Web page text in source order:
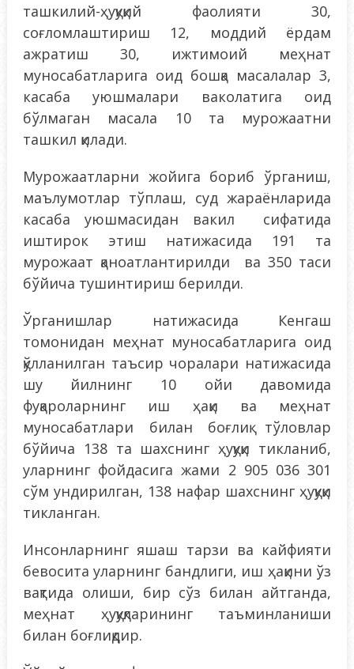
ташкилий-ҳуқуқий фаолияти 30,
соғломлаштириш 12, моддий ёрдам
ажратиш 30, ижтимоий меҳнат
муносабатларига оид бошқа масалалар 3,
касаба уюшмалари ваколатига оид
бўлмаган масала 10 та мурожаатни
ташкил қилади.
Мурожаатларни жойига бориб ўрганиш,
маълумотлар тўплаш, суд жараёнларида
касаба уюшмасидан вакил сифатида
иштирок этиш натижасида 191 та
мурожаат қаноатлантирилди ва 350 таси
бўйича тушинтириш берилди.
Ўрганишлар натижасида Кенгаш
томонидан меҳнат муносабатларига оид
қўлланилган таъсир чоралари натижасида
шу йилнинг 10 ойи давомида
фуқароларнинг иш ҳақи ва меҳнат
муносабатлари билан боғлиқ тўловлар
бўйича 138 та шахснинг ҳуқуқи тикланиб,
уларнинг фойдасига жами 2 905 036 301
сўм ундирилган, 138 нафар шахснинг ҳуқуқи
тикланган.
Инсонларнинг яшаш тарзи ва кайфияти
бевосита уларнинг бандлиги, иш ҳақини ўз
вақтида олиши, бир сўз билан айтганда,
меҳнат ҳуқуқларининг таъминланиши
билан боғлиқдир.